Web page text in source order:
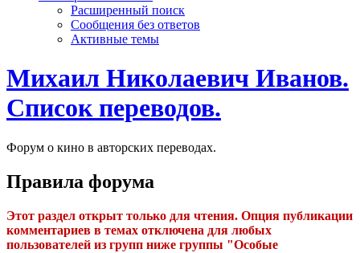
Расширенный поиск
Сообщения без ответов
Активные темы
Михаил Николаевич Иванов.
Список переводов.
Форум о кино в авторских переводах.
Правила форума
Этот раздел открыт только для чтения. Опция публикации
комментариев в темах отключена для любых
пользователей из групп ниже группы "Особые